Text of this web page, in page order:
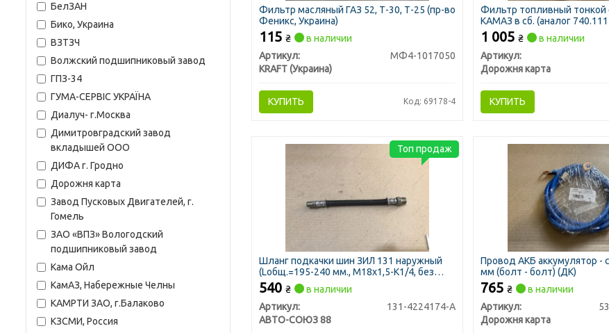
БелЗАН
Бико, Украина
ВЗТЗЧ
Волжский подшипниковый завод
ГПЗ-34
ГУМА-СЕРВІС УКРАЇНА
Диалуч- г.Москва
Димитровградский завод
вкладышей ООО
ДИФА г. Гродно
Дорожня карта
Завод Пусковых Двигателей, г.
Гомель
ЗАО «ВПЗ» Вологодский
подшипниковый завод
Кама Ойл
КамАЗ, Набережные Челны
КАМРТИ ЗАО, г.Балаково
КЗСМИ, Россия
Фильтр масляный ГАЗ 52, Т-30, Т-25 (пр-во
Феникс, Украина)
115 ₴
в наличии
Артикул:
МФ4-1017050
KRAFT (Украина)
КУПИТЬ Код: 69178-4
Фильтр топливный тонкой
КАМАЗ в сб. (аналог
1 005₴
в наличии
Артикул:
Дорожня карта
КУПИТЬ
Шланг подкачки шин ЗИЛ 131 наружный
(Lобщ.=195-240 мм., М18х1,5-К1/4, без
гайки)
540 ₴
в наличии
Артикул:
131-4224174-А
АВТО-СОЮЗ 88
Топ продаж
Провод АКБ аккумулятор -
мм (болт - болт) (ДК)
765₴
в наличии
Артикул:
Дорожня карта